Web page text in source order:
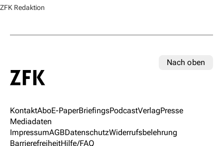
ZFK Redaktion
Nach oben
KontaktAboE-PaperBriefingsPodcastVerlagPresse
Mediadaten
ImpressumAGBDatenschutzWiderrufsbelehrung
BarrierefreiheitHilfe/FAQ